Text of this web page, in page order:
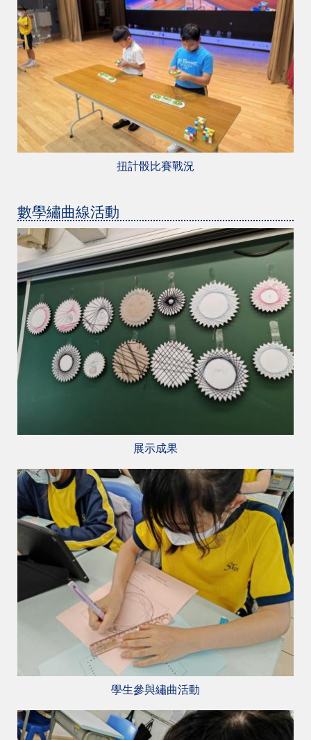
扭計骰比賽戰況
數學繡曲線活動
展示成果
學生參與繡曲活動